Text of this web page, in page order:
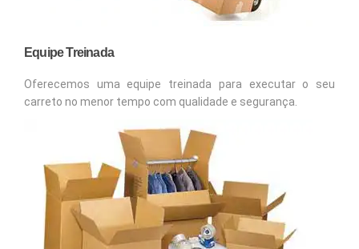
Equipe Treinada
Oferecemos uma equipe treinada para executar o seu
carreto no menor tempo com qualidade e segurança.